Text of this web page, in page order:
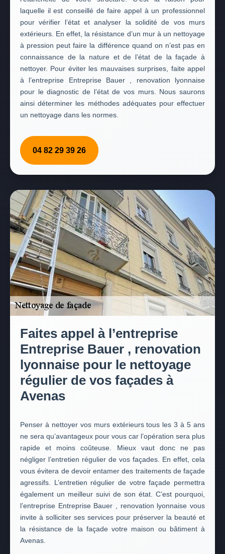
laquelle il est conseillé de faire appel à un professionnel
pour vérifier l’état et analyser la solidité de vos murs
extérieurs. En effet, la résistance d’un mur à un nettoyage
à pression peut faire la différence quand on n’est pas en
connaissance de la nature et de l’état de la façade à
nettoyer. Pour éviter les mauvaises surprises, faite appel
à l’entreprise Entreprise Bauer , renovation lyonnaise
pour le diagnostic de l’état de vos murs. Nous saurons
ainsi déterminer les méthodes adéquates pour effectuer
un nettoyage dans les normes.
04 82 29 39 26
Faites appel à l’entreprise
Entreprise Bauer , renovation
lyonnaise pour le nettoyage
régulier de vos façades à
Avenas
Penser à nettoyer vos murs extérieurs tous les 3 à 5 ans
ne sera qu’avantageux pour vous car l’opération sera plus
rapide et moins coûteuse. Mieux vaut donc ne pas
négliger l’entretien régulier de vos façades. En effet, cela
vous évitera de devoir entamer des traitements de façade
agressifs. L’entretien régulier de votre façade permettra
également un meilleur suivi de son état. C’est pourquoi,
l’entreprise Entreprise Bauer , renovation lyonnaise vous
invite à solliciter ses services pour préserver la beauté et
la résistance de la façade votre maison ou bâtiment à
Avenas.